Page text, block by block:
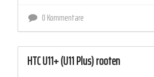
0 Kommentare
HTC U11+ (U11 Plus) rooten